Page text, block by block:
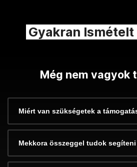
Gyakran
Még nem vagyok
Miért van szükségetek a
Mekkora összeggel tudok